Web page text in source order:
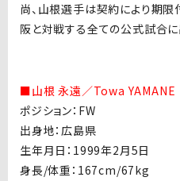
尚、山根選手は契約により期限
阪と対戦する全ての公式試合に
■山根 永遠／Towa YAMANE
ポジション：FW
出身地：広島県
生年月日：1999年2月5日
身長/体重：167cm/67kg